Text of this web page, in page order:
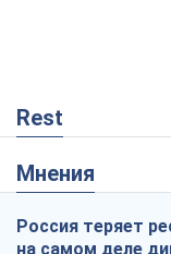
Rest
Мнения
Россия теряет
на самом деле